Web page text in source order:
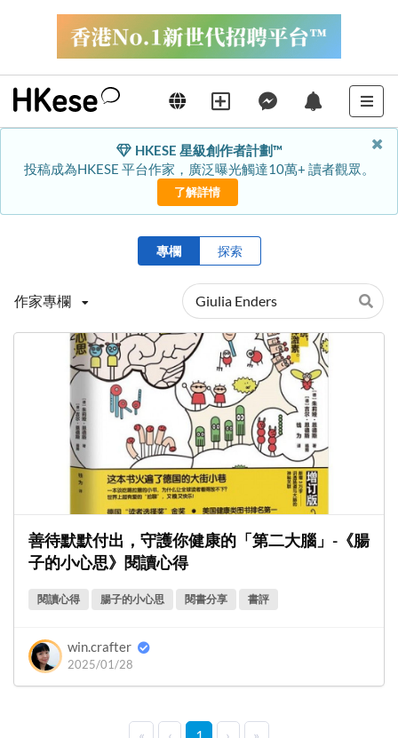
HKESE 星級創作者計劃™
投稿成為HKESE 平台作家，廣泛曝光觸達10萬+ 讀者觀眾。
了解詳情
專欄 探索
作家專欄
善待默默付出，守護你健康的「第二大腦」-《腸
子的小心思》閱讀心得
閱讀心得 腸子的小心思 閱書分享 書評
win.crafter
2025/01/28